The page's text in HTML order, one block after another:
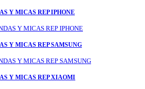
Y MICAS REP IPHONE
Y MICAS REP SAMSUNG
Y MICAS REP XIAOMI